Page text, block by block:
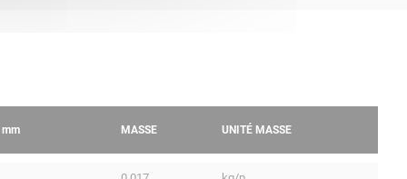
mm MASSE UNITÉ MASSE